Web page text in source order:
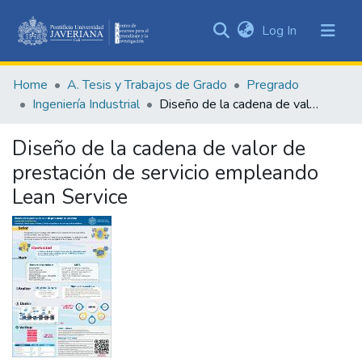
&
Collections
Statistics
Log In (current)
Home A. Tesis y Trabajos de Grado
Pregrado
Ingeniería Industrial
Diseño de la cadena de valor de prestación de servicio empleando Lean Service
Diseño de la cadena de valor de
prestación de servicio empleando
Lean Service